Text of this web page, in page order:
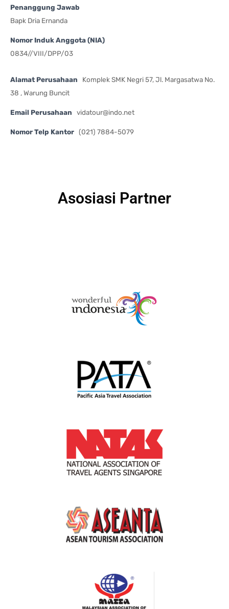
Penanggung Jawab
Bapk Dria Ernanda
Nomor Induk Anggota (NIA)
0834//VIII/DPP/03
Alamat Perusahaan
Komplek SMK Negri 57, Jl. Margasatwa No.
38 , Warung Buncit
Email Perusahaan vidatour@indo.net
Nomor Telp Kantor (021) 7884-5079
Asosiasi Partner